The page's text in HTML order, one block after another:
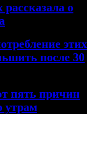
о
этих
после 30
пять причин
утрам